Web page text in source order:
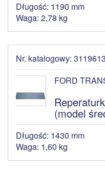
Długość: 1190 mm
Waga: 2,78 kg
Nr. katalogowy:
FORD
(model
Długość: 1430 mm
Waga: 1,60 kg